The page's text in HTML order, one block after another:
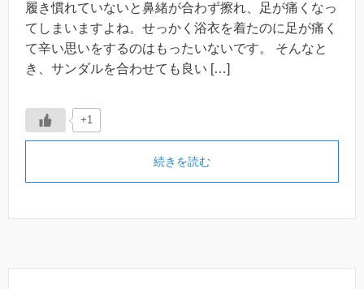
履き慣れていないと鼻緒が合わず擦れ、足が痛くなっ
てしまいますよね。せっかく浴衣を着たのに足が痛く
て辛い思いをするのはもったいないです。 そんなと
き、サンダルを合わせても良い […]
+1
続きを読む